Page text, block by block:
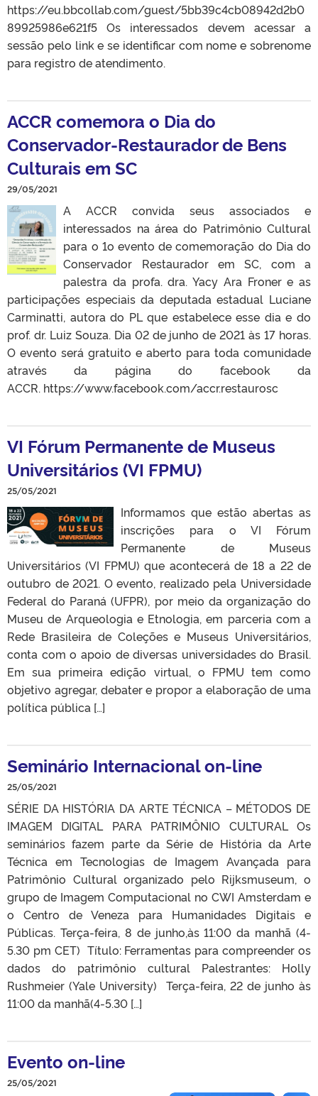
https://eu.bbcollab.com/guest/5bb39c4cb08942d2b0
89925986e621f5 Os interessados ​​devem acessar a
sessão pelo link e se identificar com nome e sobrenome
para registro de atendimento.
ACCR comemora o Dia do
Conservador-Restaurador de Bens
Culturais em SC
29/05/2021
A ACCR convida seus associados e
interessados na área do Patrimônio Cultural
para o 1o evento de comemoração do Dia do
Conservador Restaurador em SC, com a
palestra da profa. dra. Yacy Ara Froner e as
participações especiais da deputada estadual Luciane
Carminatti, autora do PL que estabelece esse dia e do
prof. dr. Luiz Souza. Dia 02 de junho de 2021 às 17 horas.
O evento será gratuito e aberto para toda comunidade
através da página do facebook da
ACCR. https://www.facebook.com/accr.restaurosc
VI Fórum Permanente de Museus
Universitários (VI FPMU)
25/05/2021
Informamos que estão abertas as
inscrições para o VI Fórum
Permanente de Museus
Universitários (VI FPMU) que acontecerá de 18 a 22 de
outubro de 2021. O evento, realizado pela Universidade
Federal do Paraná (UFPR), por meio da organização do
Museu de Arqueologia e Etnologia, em parceria com a
Rede Brasileira de Coleções e Museus Universitários,
conta com o apoio de diversas universidades do Brasil.
Em sua primeira edição virtual, o FPMU tem como
objetivo agregar, debater e propor a elaboração de uma
política pública […]
Seminário Internacional on-line
25/05/2021
SÉRIE DA HISTÓRIA DA ARTE TÉCNICA – MÉTODOS DE
IMAGEM DIGITAL PARA PATRIMÔNIO CULTURAL Os
seminários fazem parte da Série de História da Arte
Técnica em Tecnologias de Imagem Avançada para
Patrimônio Cultural organizado pelo Rijksmuseum, o
grupo de Imagem Computacional no CWI Amsterdam e
o Centro de Veneza para Humanidades Digitais e
Públicas. Terça-feira, 8 de junho,às 11:00 da manhã (4-
5.30 pm CET) Título: Ferramentas para compreender os
dados do patrimônio cultural Palestrantes: Holly
Rushmeier (Yale University) Terça-feira, 22 de junho às
11:00 da manhã(4-5.30 […]
Evento on-line
25/05/2021